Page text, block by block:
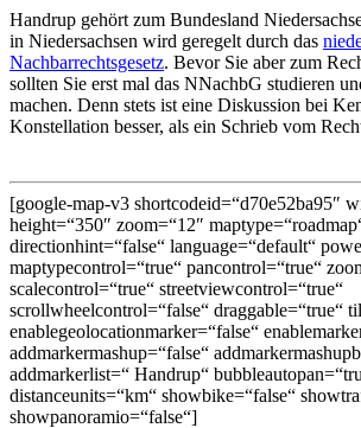
Handrup gehört zum Bundesland
in Niedersachsen wird geregelt durch das
Nachbarrechtsgesetz. Bevor Sie aber zum
sollten Sie erst mal das NNachbG studieren
machen. Denn stets ist eine Diskussion bei
Konstellation besser, als ein Schrieb vom
[google-map-v3 shortcodeid=“d70e52ba95″
height=“350″ zoom=“12″
directionhint=“false“ language=“default“
maptypecontrol=“true“ pancontrol=“true“
scalecontrol=“true“ streetviewcontrol=“true“
scrollwheelcontrol=“false“ draggable=“true“
enablegeolocationmarker=“false“
addmarkermashup=“false“
addmarkerlist=“ Handrup“
distanceunits=“km“ showbike=“false“
showpanoramio=“false“]